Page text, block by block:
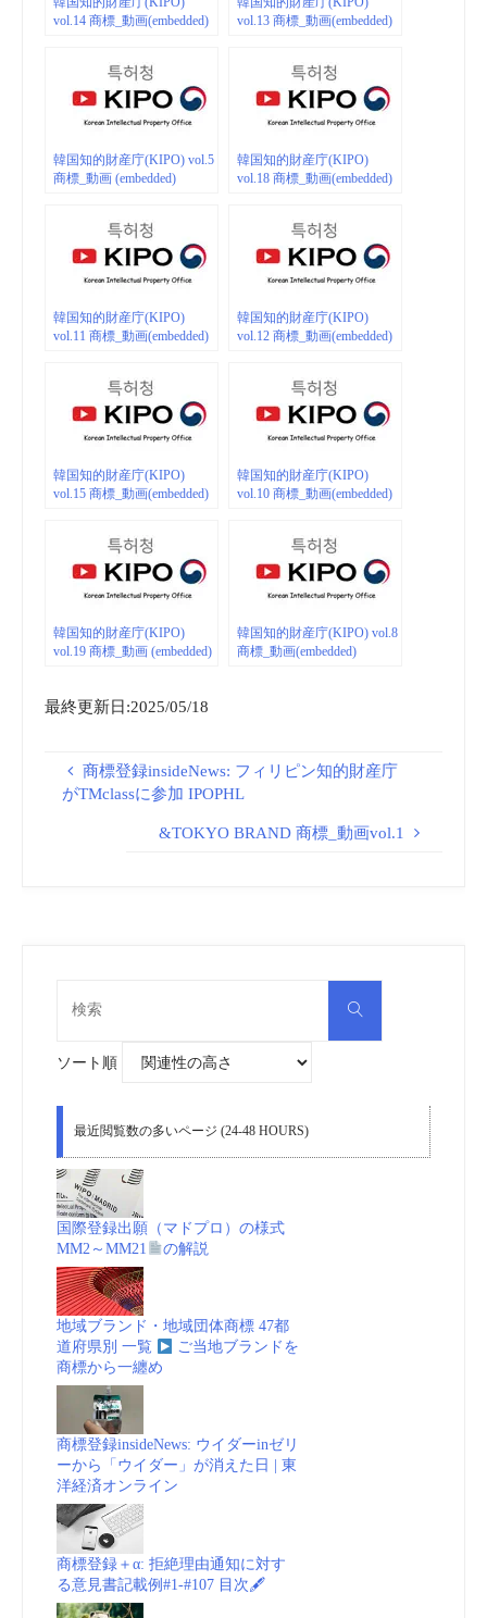
vol.14 商標_動画(embedded)
vol.13 商標_動画(embedded)
韓国知的財産庁(KIPO) vol.5
商標_動画 (embedded)
韓国知的財産庁(KIPO)
vol.18 商標_動画(embedded)
韓国知的財産庁(KIPO)
vol.11 商標_動画(embedded)
韓国知的財産庁(KIPO)
vol.12 商標_動画(embedded)
韓国知的財産庁(KIPO)
vol.15 商標_動画(embedded)
韓国知的財産庁(KIPO)
vol.10 商標_動画(embedded)
韓国知的財産庁(KIPO)
vol.19 商標_動画 (embedded)
韓国知的財産庁(KIPO) vol.8
商標_動画(embedded)
最終更新日:2025/05/18
商標登録insideNews: フィリピン知的財産庁
がTMclassに参加 IPOPHL
&TOKYO BRAND 商標_動画vol.1
検
ソート順
最近閲覧数の多いページ (24-48 HOURS)
国際登録出願（マドプロ）の様式
MM2～MM21
の解説
地域ブランド・地域団体商標 47都
道府県別 一覧
ご当地ブランドを
商標から一纏め
商標登録insideNews: ウイダーinゼリ
ーから「ウイダー」が消えた日 | 東
洋経済オンライン
商標登録＋α: 拒絶理由通知に対す
る意見書記載例#1-#107 目次🖋